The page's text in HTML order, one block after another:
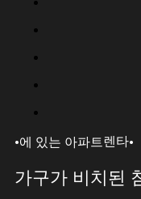
·에 있는 아파트렌타·
가구가 비치된